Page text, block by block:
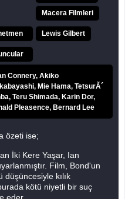
Macera Filmleri
Lewis Gilbert
Connery, Akiko
Mie Hama, TetsurÃ´
Teru Shimada, Karin Dor,
Pleasence, Bernard Lee
özeti ise;
İki Kere Yaşar, Ian
Film, Bond'un
düşüncesiyle kılık
kötü niyetli bir suç
eder.